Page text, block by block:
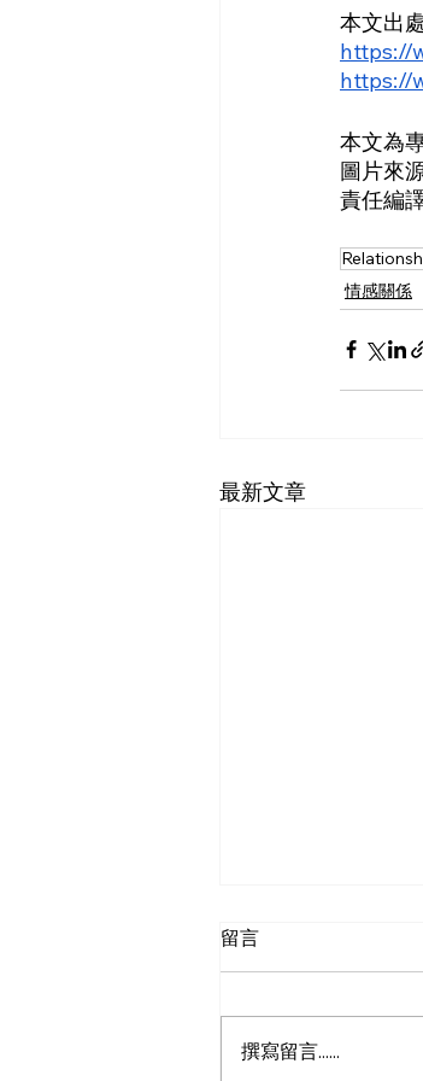
本文出
https://
https://
本文為
圖片來
責任編
情感關係
最新文章
留言
撰寫留言......